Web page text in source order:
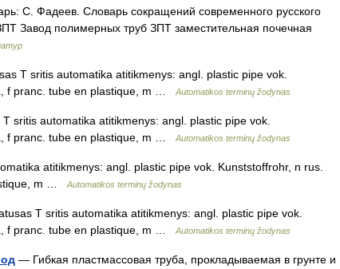
С. Фадеев. Словарь сокращений современного русского
Завод полимерных труб ЗПТ заместительная почечная
T sritis automatika atitikmenys: angl. plastic pipe vok.
f pranc. tube en plastique, m …
Automatikos terminų žodynas
sritis automatika atitikmenys: angl. plastic pipe vok.
f pranc. tube en plastique, m …
Automatikos terminų žodynas
atitikmenys: angl. plastic pipe vok. Kunststoffrohr, n rus.
m …
Automatikos terminų žodynas
T sritis automatika atitikmenys: angl. plastic pipe vok.
f pranc. tube en plastique, m …
Automatikos terminų žodynas
— Гибкая пластмассовая труба, прокладываемая в грунте и